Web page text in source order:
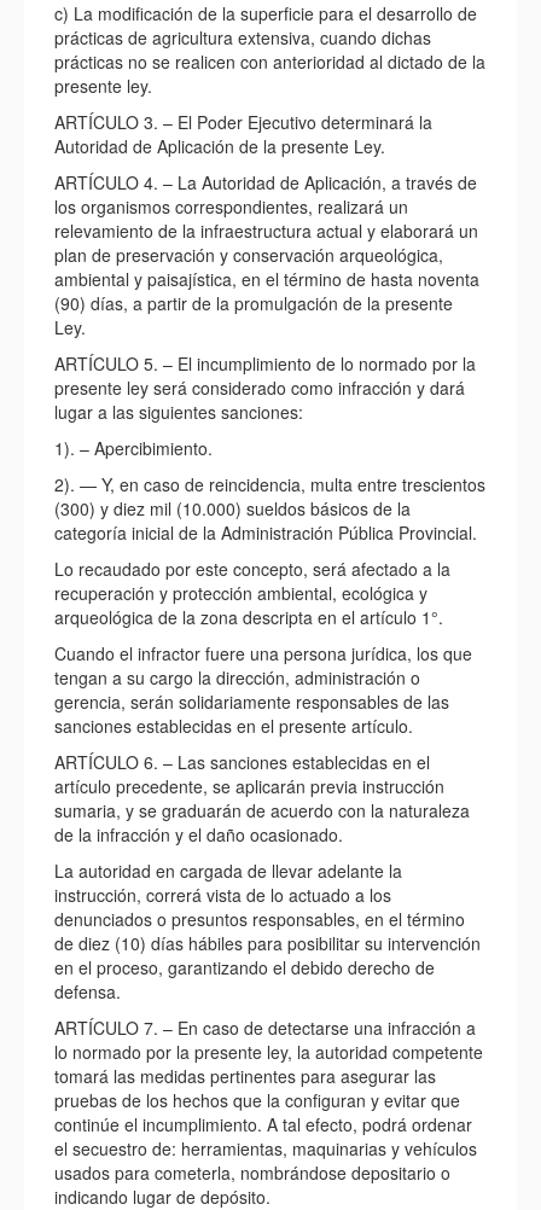
c) La modificación de la superficie para el desarrollo de
prácticas de agricultura extensiva, cuando dichas
prácticas no se realicen con anterioridad al dictado de la
presente ley.
ARTÍCULO 3. – El Poder Ejecutivo determinará la
Autoridad de Aplicación de la presente Ley.
ARTÍCULO 4. – La Autoridad de Aplicación, a través de
los organismos correspondientes, realizará un
relevamiento de la infraestructura actual y elaborará un
plan de preservación y conservación arqueológica,
ambiental y paisajística, en el término de hasta noventa
(90) días, a partir de la promulgación de la presente
Ley.
ARTÍCULO 5. – El incumplimiento de lo normado por la
presente ley será considerado como infracción y dará
lugar a las siguientes sanciones:
1). – Apercibimiento.
2). — Y, en caso de reincidencia, multa entre trescientos
(300) y diez mil (10.000) sueldos básicos de la
categoría inicial de la Administración Pública Provincial.
Lo recaudado por este concepto, será afectado a la
recuperación y protección ambiental, ecológica y
arqueológica de la zona descripta en el artículo 1°.
Cuando el infractor fuere una persona jurídica, los que
tengan a su cargo la dirección, administración o
gerencia, serán solidariamente responsables de las
sanciones establecidas en el presente artículo.
ARTÍCULO 6. – Las sanciones establecidas en el
artículo precedente, se aplicarán previa instrucción
sumaria, y se graduarán de acuerdo con la naturaleza
de la infracción y el daño ocasionado.
La autoridad en cargada de llevar adelante la
instrucción, correrá vista de lo actuado a los
denunciados o presuntos responsables, en el término
de diez (10) días hábiles para posibilitar su intervención
en el proceso, garantizando el debido derecho de
defensa.
ARTÍCULO 7. – En caso de detectarse una infracción a
lo normado por la presente ley, la autoridad competente
tomará las medidas pertinentes para asegurar las
pruebas de los hechos que la configuran y evitar que
continúe el incumplimiento. A tal efecto, podrá ordenar
el secuestro de: herramientas, maquinarias y vehículos
usados para cometerla, nombrándose depositario o
indicando lugar de depósito.